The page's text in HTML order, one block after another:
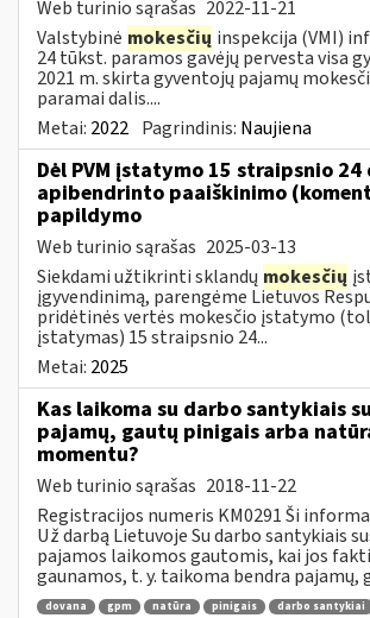
Web turinio sąrašas 2022-11-21
Valstybinė mokesčių inspekcija (VMI)
24 tūkst. paramos gavėjų pervesta visa
2021 m. skirta gyventojų pajamų
paramai dalis....
Metai: 2022 Pagrindinis: Naujiena
Dėl PVM įstatymo 15 straipsnio 24
apibendrinto paaiškinimo
papildymo
Web turinio sąrašas 2025-03-13
Siekdami užtikrinti sklandų mokesčių
įgyvendinimą, parengėme Lietuvos
pridėtinės vertės mokesčio įstatymo
įstatymas) 15 straipsnio 24...
Metai: 2025
Kas laikoma su darbo santykiais
pajamų, gautų pinigais arba
momentu?
Web turinio sąrašas 2018-11-22
Registracijos numeris KM0291 Ši
Už darbą Lietuvoje Su darbo santykiais
pajamos laikomos gautomis, kai jos
gaunamos, t. y. taikoma bendra pajamų,
dovana gpm natūra pinigais darbo santykiai